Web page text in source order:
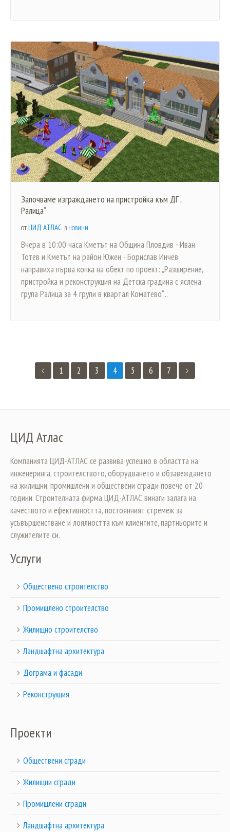
Започваме изграждането на пристройка към ДГ „
Ралица“
ОТ ЦИД АТЛАС В НОВИНИ
Вчера в 10:00 часа Кметът на Община Пловдив - Иван
Тотев и Кметът на район Южен - Борислав Инчев
направиха първа копка на обект по проект: „Разширение,
пристройка и реконструкция на Детска градина с яслена
група Ралица за 4 групи в квартал Коматево“...
1 2 3 4 5 6 7
ЦИД Атлас
Компанията ЦИД-АТЛАС се развива успешно в областта на
инженеринга, строителството, оборудването и обзавеждането
на жилищни, промишлени и обществени сгради повече от 20
години. Строителната фирма ЦИД-АТЛАС винаги залага на
качеството и ефективността, постоянният стремеж за
усъвършенстване и лоялността към клиентите, партньорите и
служителите си.
Услуги
Обществено строителство
Промишлено строителство
Жилищно строителство
Ландшафтна архитектура
Дограма и фасади
Реконструкция
Проекти
Обществени сгради
Жилищни сгради
Промишлени сгради
Ландшафтна архитектура